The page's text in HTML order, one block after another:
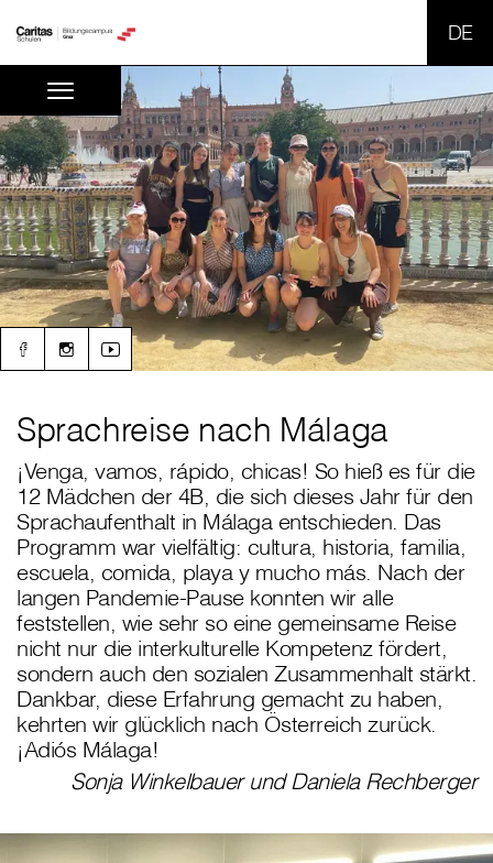
Sprachreise nach Málaga
¡Venga, vamos, rápido, chicas! So hieß es für die
12 Mädchen der 4B, die sich dieses Jahr für den
Sprachaufenthalt in Málaga entschieden. Das
Programm war vielfältig: cultura, historia, familia,
escuela, comida, playa y mucho más. Nach der
langen Pandemie-Pause konnten wir alle
feststellen, wie sehr so eine gemeinsame Reise
nicht nur die interkulturelle Kompetenz fördert,
sondern auch den sozialen Zusammenhalt stärkt.
Dankbar, diese Erfahrung gemacht zu haben,
kehrten wir glücklich nach Österreich zurück.
¡Adiós Málaga!
Sonja Winkelbauer und Daniela Rechberger